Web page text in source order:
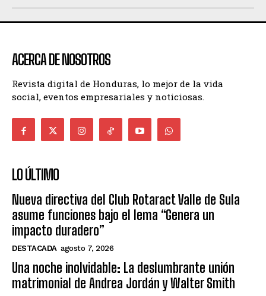
ACERCA DE NOSOTROS
Revista digital de Honduras, lo mejor de la vida
social, eventos empresariales y noticiosas.
LO ÚLTIMO
Nueva directiva del Club Rotaract Valle de Sula
asume funciones bajo el lema “Genera un
impacto duradero”
DESTACADA agosto 7, 2026
Una noche inolvidable: La deslumbrante unión
matrimonial de Andrea Jordán y Walter Smith